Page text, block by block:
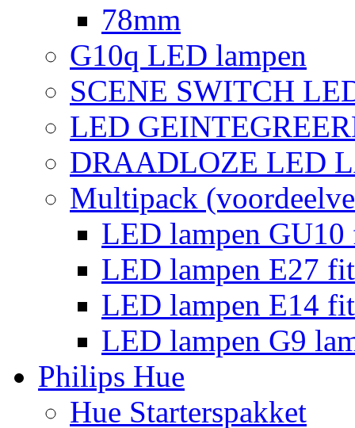
78mm
G10q LED lampen
SCENE SWITCH
LED
DRAADLOZE LED
Multipack
LED lampen
LED lampen E27
LED lampen E14
LED lampen G9
Philips Hue
Hue Starterspakket